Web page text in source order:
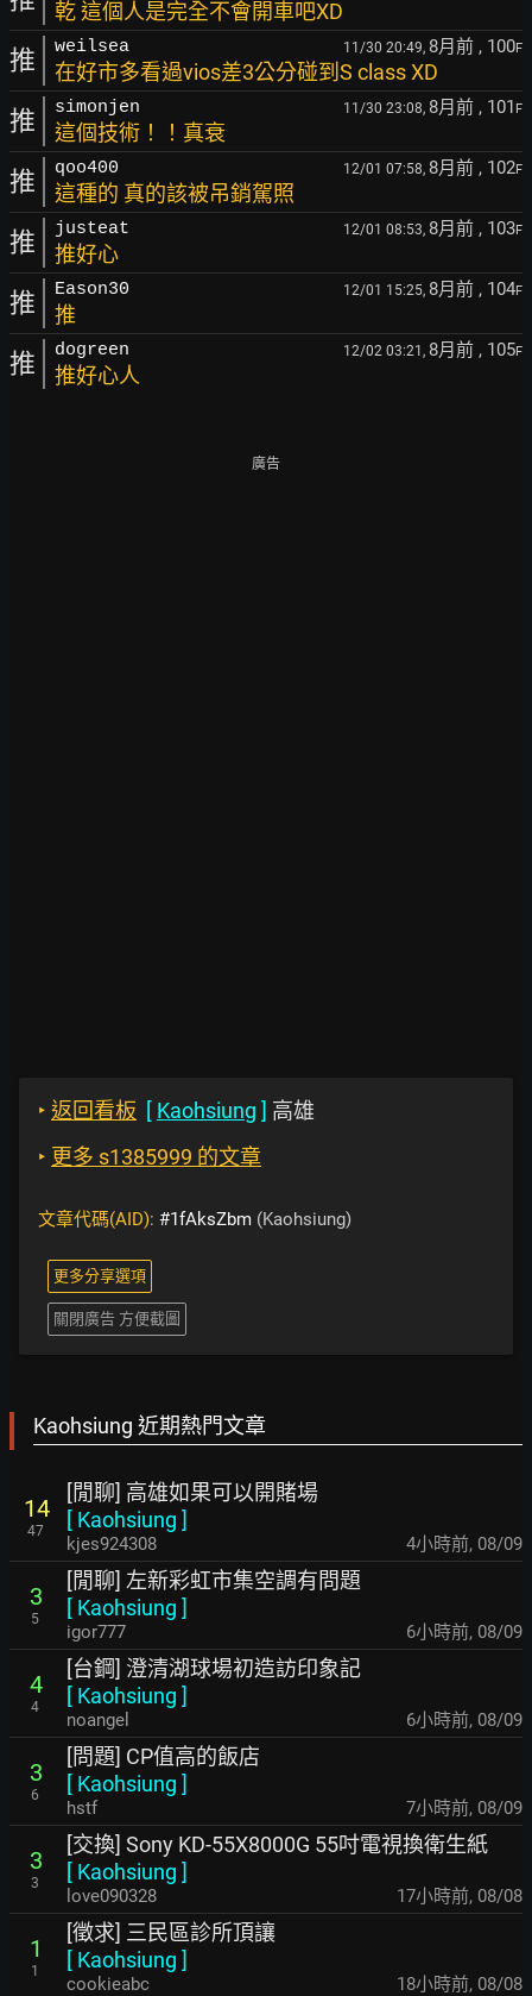
乾 這個人是完全不會開車吧XD
推 weilsea 11/30 20:49, 8月前 , 100F
在好市多看過vios差3公分碰到S class XD
推 simonjen 11/30 23:08, 8月前 , 101 F
這個技術！！真衰
推 qoo400 12/01 07:58, 8月前 , 102F
這種的 真的該被吊銷駕照
推 justeat 12/01 08:53, 8月前 , 103F
推好心
推 Eason30 12/01 15:25, 8月前 , 104F
推
推 dogreen 12/02 03:21, 8月前 , 105F
推好心人
廣告
‣ 返回看板 [ Kaohsiung ] 高雄
‣ 更多 s1385999 的文章
文章代碼(AID): #1fAksZbm (Kaohsiung)
更多分享選項
關閉廣告 方便截圖
Kaohsiung 近期熱門文章
14
47
[閒聊] 高雄如果可以開賭場
[ Kaohsiung ]
kjes924308 4小時前, 08/09
3
5
[閒聊] 左新彩虹市集空調有問題
[ Kaohsiung ]
igor777 6小時前, 08/09
4
4
[台鋼] 澄清湖球場初造訪印象記
[ Kaohsiung ]
noangel 6小時前, 08/09
3
6
[問題] CP值高的飯店
[ Kaohsiung ]
hstf 7小時前, 08/09
3
3
[交換] Sony KD-55X8000G 55吋電視換衛生紙
[ Kaohsiung ]
love090328 17小時前, 08/08
1
1
[徵求] 三民區診所頂讓
[ Kaohsiung ]
cookieabc 18小時前, 08/08